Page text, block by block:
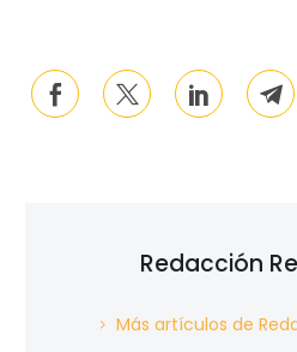
Redacción
Más artículos de